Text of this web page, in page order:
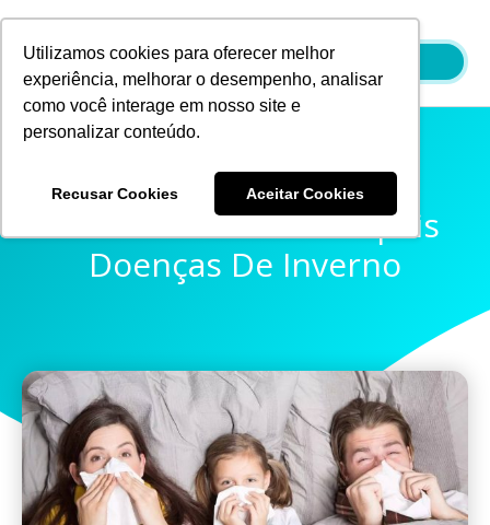
Utilizamos cookies para oferecer melhor
experiência, melhorar o desempenho, analisar
como você interage em nosso site e
personalizar conteúdo.
Recusar Cookies Aceitar Cookies
conteúdo
Previna-Se Das Principais
Doenças De Inverno